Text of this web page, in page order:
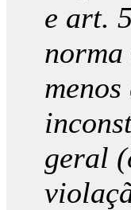
e art.
geral